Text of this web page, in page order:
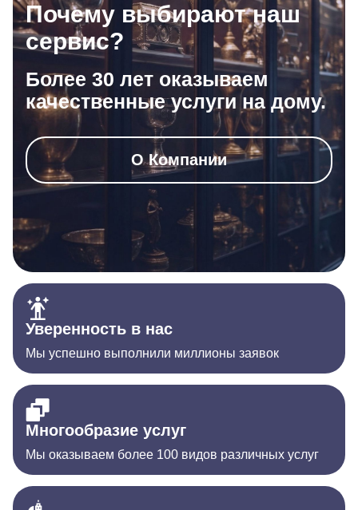
Почему выбирают наш
сервис?
Более 30 лет оказываем
качественные услуги на дому.
О Компании
Уверенность в нас
Мы успешно выполнили миллионы заявок
Многообразие услуг
Мы оказываем более 100 видов различных услуг